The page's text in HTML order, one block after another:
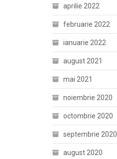
aprilie 2022
februarie 2022
ianuarie 2022
august 2021
mai 2021
noiembrie 2020
octombrie 2020
septembrie 2020
august 2020